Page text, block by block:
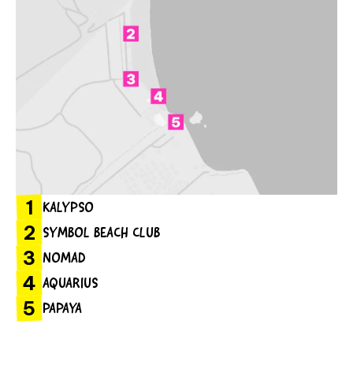
1 KALYPSO
2 SYMBOL BEACH CLUB
3 NOMAD
4 AQUARIUS
5 PAPAYA